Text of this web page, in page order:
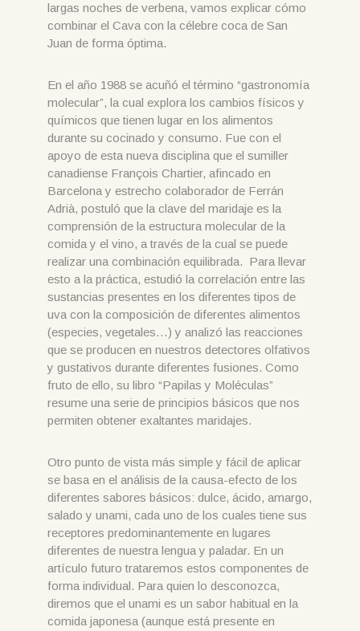
largas noches de verbena, vamos explicar cómo
combinar el Cava con la célebre coca de San
Juan de forma óptima.
En el año 1988 se acuñó el término “gastronomía
molecular”, la cual explora los cambios físicos y
químicos que tienen lugar en los alimentos
durante su cocinado y consumo. Fue con el
apoyo de esta nueva disciplina que el sumiller
canadiense François Chartier, afincado en
Barcelona y estrecho colaborador de Ferrán
Adrià, postuló que la clave del maridaje es la
comprensión de la estructura molecular de la
comida y el vino, a través de la cual se puede
realizar una combinación equilibrada. Para llevar
esto a la práctica, estudió la correlación entre las
sustancias presentes en los diferentes tipos de
uva con la composición de diferentes alimentos
(especies, vegetales…) y analizó las reacciones
que se producen en nuestros detectores olfativos
y gustativos durante diferentes fusiones. Como
fruto de ello, su libro “Papilas y Moléculas”
resume una serie de principios básicos que nos
permiten obtener exaltantes maridajes.
Otro punto de vista más simple y fácil de aplicar
se basa en el análisis de la causa-efecto de los
diferentes sabores básicos: dulce, ácido, amargo,
salado y unami, cada uno de los cuales tiene sus
receptores predominantemente en lugares
diferentes de nuestra lengua y paladar. En un
artículo futuro trataremos estos componentes de
forma individual. Para quien lo desconozca,
diremos que el unami es un sabor habitual en la
comida japonesa (aunque está presente en